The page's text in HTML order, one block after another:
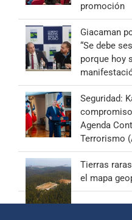
promoción
Giacaman
“Se debe
porque hoy
Seguridad:
Agenda
Terrorismo
Tierras
el mapa